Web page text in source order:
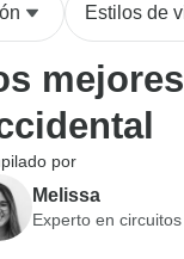
Estilos de
por
Melissa
Experto en